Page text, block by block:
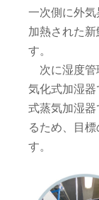
一次側に外
加熱された
す。
次に湿度管
気化式加湿
式蒸気加湿
るため、目
す。